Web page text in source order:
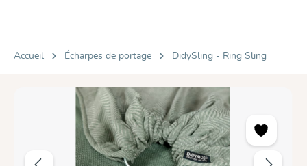
Accueil Écharpes de portage DidySling - Ring Sling
Ignorer la galerie d'images